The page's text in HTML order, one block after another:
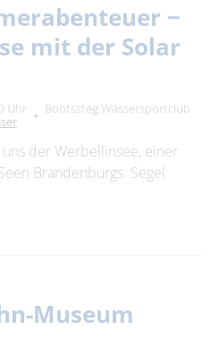
−
mit der Solar
Uhr
Bootssteg Wassersportclub
der Werbellinsee, einer
Brandenburgs. Segel
Museum